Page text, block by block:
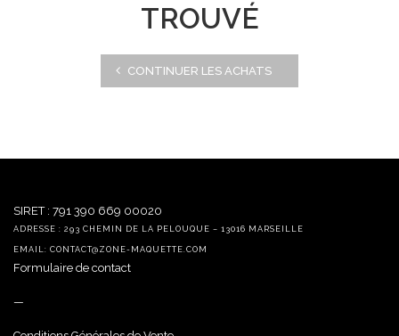
TROUVÉ
CONTINUER LES ACHATS
SIRET : 791 390 669 00020
ADRESSE : 293 CHEMIN DE LA PELOUQUE – 13016 MARSEILLE
EMAIL: CONTACT@ZONE-MAQUETTE.COM
Formulaire de contact
—